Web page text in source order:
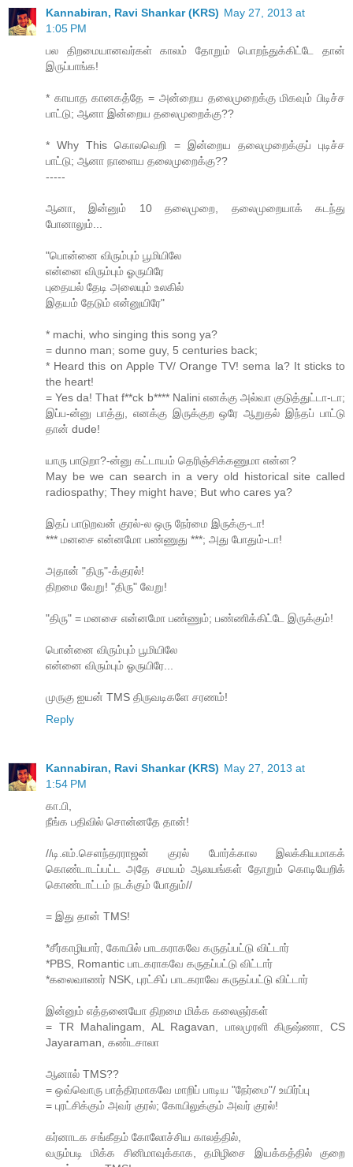
Kannabiran, Ravi Shankar (KRS) May 27, 2013 at
1:05 PM
பல திறமையானவர்கள் காலம் தோறும் பொறந்துக்கிட்டே தான்
இருப்பாங்க!
* காயாத கானகத்தே = அன்றைய தலைமுறைக்கு மிகவும் பிடிச்ச
பாட்டு; ஆனா இன்றைய தலைமுறைக்கு??
* Why This கொலவெறி = இன்றைய தலைமுறைக்குப் புடிச்ச
பாட்டு; ஆனா நாளைய தலைமுறைக்கு??
-----
ஆனா, இன்னும் 10 தலைமுறை, தலைமுறையாக் கடந்து
போனாலும்...
"பொன்னை விரும்பும் பூமியிலே
என்னை விரும்பும் ஓருயிரே
புதையல் தேடி அலையும் உலகில்
இதயம் தேடும் என்னுயிரே"
* machi, who singing this song ya?
= dunno man; some guy, 5 centuries back;
* Heard this on Apple TV/ Orange TV! sema la? It sticks to
the heart!
= Yes da! That f**ck b**** Nalini எனக்கு அல்வா குடுத்துட்டா-டா;
இப்ப-ன்னு பாத்து, எனக்கு இருக்குற ஒரே ஆறுதல் இந்தப் பாட்டு
தான் dude!
யாரு பாடுறா?-ன்னு கட்டாயம் தெரிஞ்சிக்கணுமா என்ன?
May be we can search in a very old historical site called
radiospathy; They might have; But who cares ya?
இதப் பாடுறவன் குரல்-ல ஒரு நேர்மை இருக்கு-டா!
*** மனசை என்னமோ பண்ணுது ***; அது போதும்-டா!
அதான் "திரு"-க்குரல்!
திறமை வேறு! "திரு" வேறு!
"திரு" = மனசை என்னமோ பண்ணும்; பண்ணிக்கிட்டே இருக்கும்!
பொன்னை விரும்பும் பூமியிலே
என்னை விரும்பும் ஓருயிரே...
முருகு ஐயன் TMS திருவடிகளே சரணம்!
Reply
Kannabiran, Ravi Shankar (KRS) May 27, 2013 at
1:54 PM
கா.பி,
நீங்க பதிவில் சொன்னதே தான்!
//டி.எம்.செளந்தரராஜன் குரல் போர்க்கால இலக்கியமாகக்
கொண்டாடப்பட்ட அதே சமயம் ஆலயங்கள் தோறும் கொடியேறிக்
கொண்டாட்டம் நடக்கும் போதும்//
= இது தான் TMS!
*சீர்காழியார், கோயில் பாடகராகவே கருதப்பட்டு விட்டார்
*PBS, Romantic பாடகராகவே கருதப்பட்டு விட்டார்
*கலைவாணர் NSK, புரட்சிப் பாடகராவே கருதப்பட்டு விட்டார்
இன்னும் எத்தனையோ திறமை மிக்க கலைஞர்கள்
= TR Mahalingam, AL Ragavan, பாலமுரளி கிருஷ்ணா, CS
Jayaraman, கண்டசாலா
ஆனால் TMS??
= ஒவ்வொரு பாத்திரமாகவே மாறிப் பாடிய "நேர்மை"/ உயிர்ப்பு
= புரட்சிக்கும் அவர் குரல்; கோயிலுக்கும் அவர் குரல்!
கர்னாடக சங்கீதம் கோலோச்சிய காலத்தில்,
வரும்படி மிக்க சினிமாவுக்காக, தமிழிசை இயக்கத்தில் குறை